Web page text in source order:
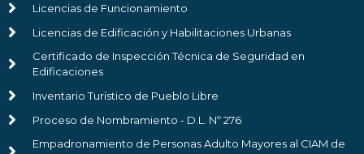
Licencias de Funcionamiento
Licencias de Edificación y Habilitaciones Urbanas
Certificado de Inspección Técnica de Seguridad en
Edificaciones
Inventario Turístico de Pueblo Libre
Proceso de Nombramiento - D.L. Nº 276
Empadronamiento de Personas Adulto Mayores al CIAM de